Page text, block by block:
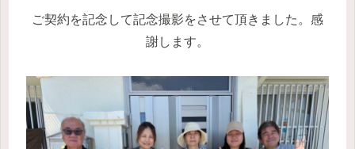
ご契約を記念して記念撮影をさせて頂きました。感
謝します。